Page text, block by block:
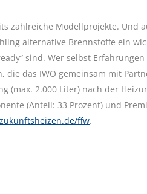
zahlreiche Modellprojekte. Und
alternative Brennstoffe ein
sind. Wer selbst
das IWO gemeinsam mit
(max. 2.000 Liter) nach der
(Anteil: 33 Prozent) und
ffw.